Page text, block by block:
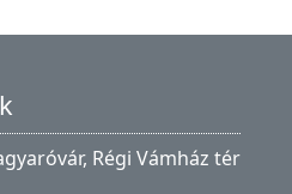
Régi Vámház tér